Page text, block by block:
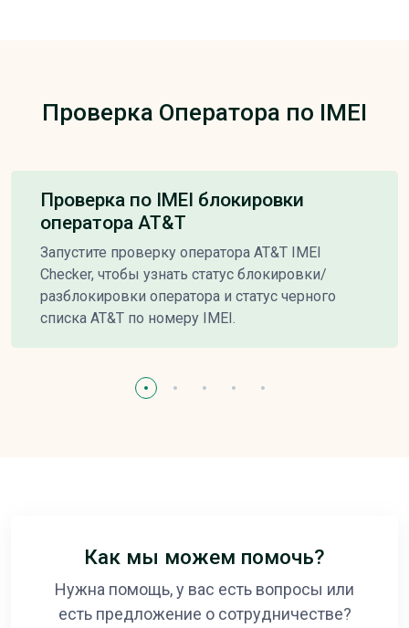
Проверка Оператора по IMEI
Проверка по IMEI блокировки
оператора AT&T
Запустите проверку оператора AT&T IMEI
Checker, чтобы узнать статус блокировки/
разблокировки оператора и статус черного
списка AT&T по номеру IMEI.
Как мы можем помочь?
Нужна помощь, у вас есть вопросы или
есть предложение о сотрудничестве?